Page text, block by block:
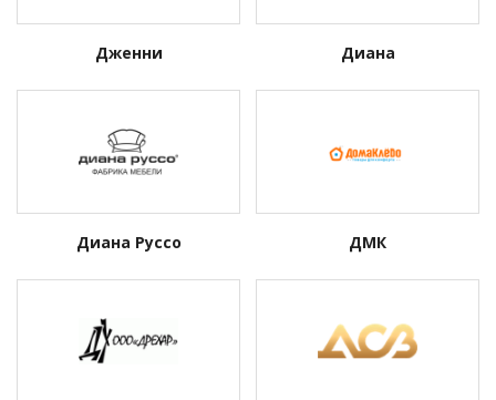
Дженни Диана
Диана Руссо ДМК